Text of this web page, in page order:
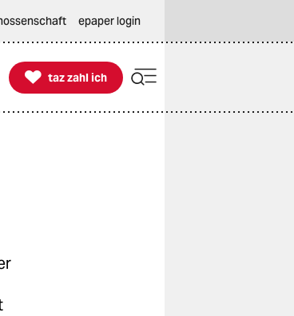
epaper login

taz zahl ich
taz zahl ich